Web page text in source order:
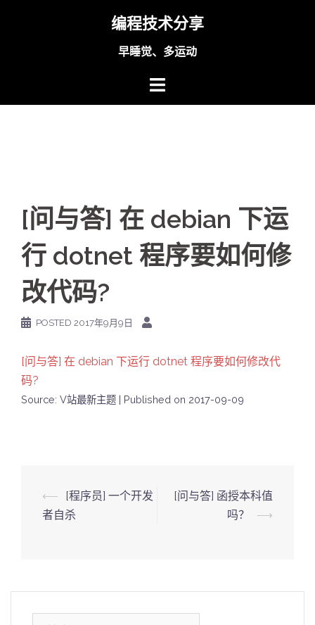
编程技术分享
早睡觉、多运动
[问与答] 在 debian 下运
行 dotnet 程序要如何修
改代码?
POSTED 2017年9月9日
[问与答] 在 debian 下运行 dotnet 程序要如何修改代
码?
Source: V站最新主题 Published on 2017-09-09
Post
navigation
⟵
[程序员] 一个开发
者自杀
[问与答] 函授本科值
吗？
⟶